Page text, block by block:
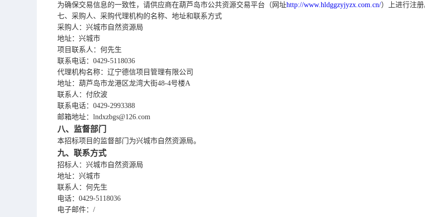
为确保交易信息的一致性，请供应商在葫芦岛市公共资源交易平台（网址http://www.hldggzyjyzx.com.cn/）上进行注
七、采购人、采购代理机构的名称、地址和联系方式
采购人：兴城市自然资源局
地址：兴城市
项目联系人：何先生
联系电话： 0429-5118036
代理机构名称：辽宁德信项目管理有限公司
地址：葫芦岛市龙港区龙湾大街48-4号楼A
联系人：付欣波
联系电话： 0429-2993388
邮箱地址： lndxzbgs@126.com
八、监督部门
本招标项目的监督部门为兴城市自然资源局。
九、联系方式
招标人： 兴城市自然资源局
地址： 兴城市
联系人： 何先生
电话： 0429-5118036
电子邮件： /